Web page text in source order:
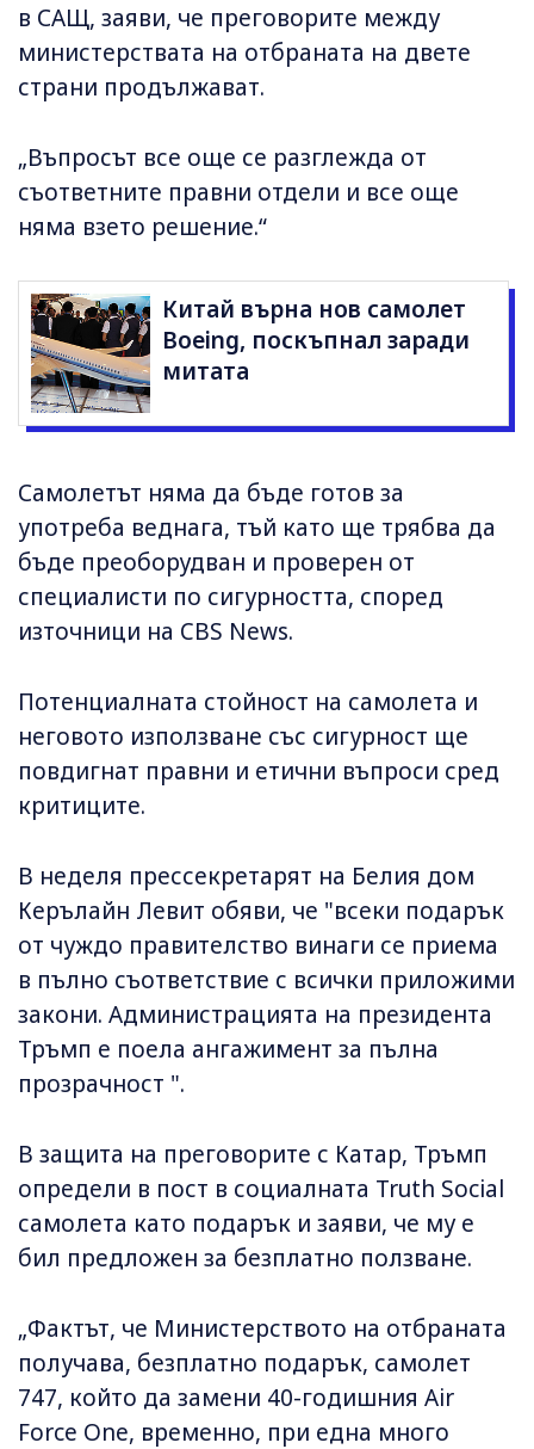
в САЩ, заяви, че преговорите между
министерствата на отбраната на двете
страни продължават.
„Въпросът все още се разглежда от
съответните правни отдели и все още
няма взето решение.“
Китай върна нов самолет
Boeing, поскъпнал заради
митата
Самолетът няма да бъде готов за
употреба веднага, тъй като ще трябва да
бъде преоборудван и проверен от
специалисти по сигурността, според
източници на CBS News.
Потенциалната стойност на самолета и
неговото използване със сигурност ще
повдигнат правни и етични въпроси сред
критиците.
В неделя прессекретарят на Белия дом
Керълайн Левит обяви, че "всеки подарък
от чуждо правителство винаги се приема
в пълно съответствие с всички приложими
закони. Администрацията на президента
Тръмп е поела ангажимент за пълна
прозрачност ".
В защита на преговорите с Катар, Тръмп
определи в пост в социалната Truth Social
самолета като подарък и заяви, че му е
бил предложен за безплатно ползване.
„Фактът, че Министерството на отбраната
получава, безплатно подарък, самолет
747, който да замени 40-годишния Air
Force One, временно, при една много